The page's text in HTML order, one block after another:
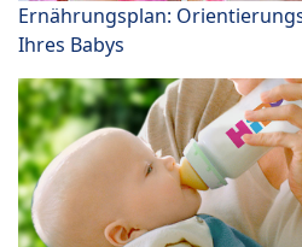
Ernährungsplan:
Ihres Babys